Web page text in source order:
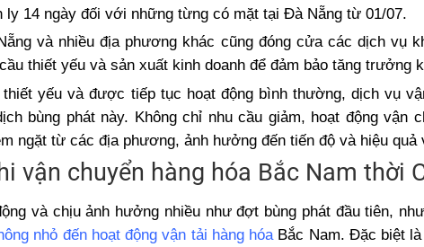
ly 14 ngày đối với những từng có mặt tại Đà Nẵng từ 01/07.
và nhiều địa phương khác cũng đóng cửa các dịch vụ
thiết yếu và sản xuất kinh doanh để đảm bảo tăng trưởng
yếu và được tiếp tục hoạt động bình thường, dịch vụ
bùng phát này. Không chỉ nhu cầu giảm, hoạt động vận
ngặt từ các địa phương, ảnh hưởng đến tiến độ và hiệu quả
vận chuyển hàng hóa Bắc Nam thời
và chịu ảnh hưởng nhiều như đợt bùng phát đầu tiên,
nhỏ đến hoạt động vận tải hàng hóa Bắc Nam. Đặc biệt